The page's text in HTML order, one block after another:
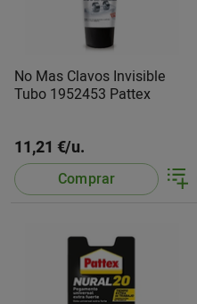
No Mas Clavos Invisible
Tubo 1952453 Pattex
11,21 €/u.
Comprar